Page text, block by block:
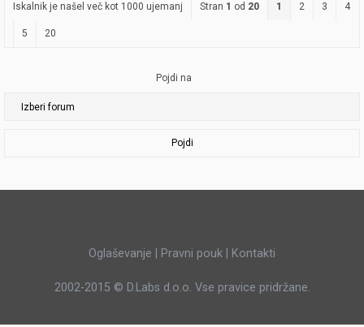
Iskalnik je našel več kot 1000 ujemanj Stran 1 od 20 1 2 3 4
5 20
Pojdi na
Pojdi
Oglaševanje Pravni pouk Kontakti
2002-2015 © D.Labs d.o.o. Vse pravice pridržane.